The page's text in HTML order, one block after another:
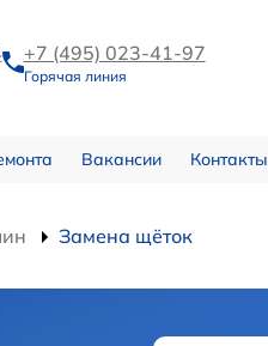
+7 (495) 023-41-97
Горячая линия
Вакансии Контакты
Замена щёток